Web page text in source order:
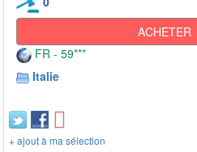
ACHETER
FR - 59***
Italie
+ ajout à ma sélection